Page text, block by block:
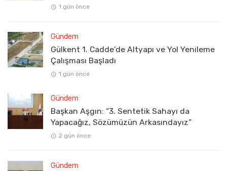
1 gün önce
Gündem
Gülkent 1. Cadde’de Altyapı ve Yol Yenileme
Çalışması Başladı
1 gün önce
Gündem
Başkan Aşgın: “3. Sentetik Sahayı da
Yapacağız, Sözümüzün Arkasındayız”
2 gün önce
Gündem